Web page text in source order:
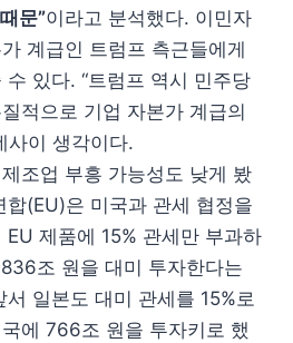
문”이라고 분석했다. 이민자
계급인 트럼프 측근들에게
수 있다. “트럼프 역시 민주당
적으로 기업 자본가 계급의
사이 생각이다.
조업 부흥 가능성도 낮게 봤
합(EU)은 미국과 관세 협정을
제품에 15% 관세만 부과하
조 원을 대미 투자한다는
서 일본도 대미 관세를 15%로
에 766조 원을 투자키로 했